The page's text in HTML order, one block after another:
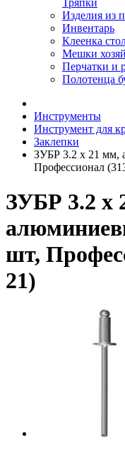
Тряпки
Изделия из
Инвентарь
Клеенка
Мешки
Перчатки и
Полотенца
Инструменты
Инструмент для
Заклепки
ЗУБР 3.2 х 21 мм,
Профессионал
ЗУБР 3.2 х
шт,
21)